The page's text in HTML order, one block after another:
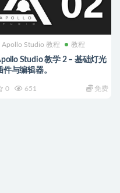
Apollo Studio 教程 教程
Studio 教学 2 – 基础灯光
件与编辑器。
0 651 免费